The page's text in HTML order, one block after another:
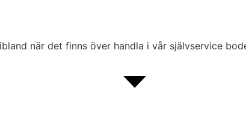
när det finns över handla i vår självservice